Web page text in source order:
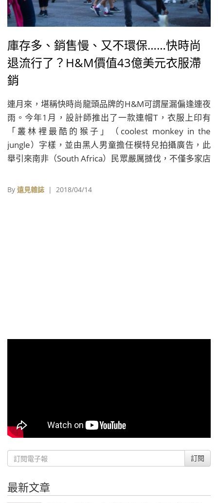
庫存多、銷售慢、又不環保……快時尚
退流行了？H&M價值43億美元衣服滯
銷
連月來，堪稱快時尚龍頭品牌的H&M可謂屋漏偏逢連夜
雨。今年1月，設計師推出了一款連帽T，衣服上印有
「叢林裡最酷的猴子」（coolest monkey in the
jungle）字樣，並由黑人男童擔任模特兒拍攝廣告，此
舉引來南非（South Africa）民眾嚴厲撻伐，不僅多家店
所有分店。
By 遠見雜誌 | 2018/04/14
訂閱
最新文章